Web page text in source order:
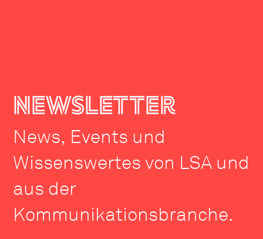
newsletter
News, Events und
Wissenswertes von LSA und
aus der
Kommunikationsbranche.